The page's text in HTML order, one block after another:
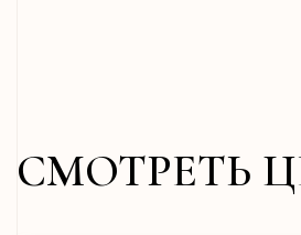
СМОТРЕТЬ